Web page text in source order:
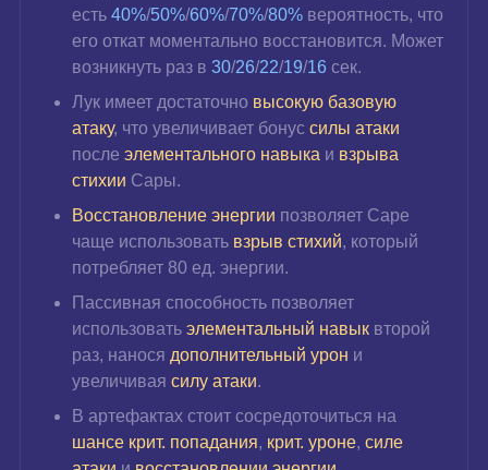
есть 40%/50%/60%/70%/80% вероятность, что
его откат моментально восстановится. Может
возникнуть раз в 30/26/22/19/16 сек.
Лук имеет достаточно высокую базовую
атаку, что увеличивает бонус силы атаки
после элементального навыка и взрыва
стихии Сары.
Восстановление энергии позволяет Саре
чаще использовать взрыв стихий, который
потребляет 80 ед. энергии.
Пассивная способность позволяет
использовать элементальный навык второй
раз, нанося дополнительный урон и
увеличивая силу атаки.
В артефактах стоит сосредоточиться на
шансе крит. попадания, крит. уроне, силе